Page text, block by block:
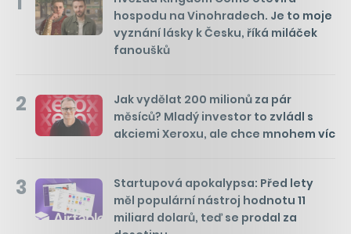
hospodu na Vinohradech. Je to moje
vyznání lásky k Česku, říká miláček
fanoušků
2
Jak vydělat 200 milionů za pár
měsíců? Mladý investor to zvládl s
akciemi Xeroxu, ale chce mnohem víc
3
Startupová apokalypsa: Před lety
měl populární nástroj hodnotu 11
miliard dolarů, teď se prodal za